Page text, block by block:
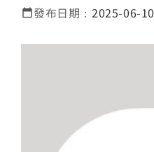
發布日期： 2025-06-10